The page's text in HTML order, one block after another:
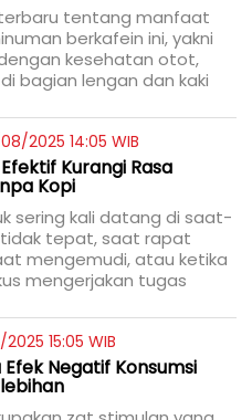
tentang manfaat
berkafein ini, yakni
kesehatan otot,
bagian lengan dan kaki
2025 14:05 WIB
Kurangi Rasa
Kopi
sering kali datang di saat-
tepat, saat rapat
mengemudi, atau ketika
mengerjakan tugas
2025 15:05 WIB
Efek Negatif Konsumsi